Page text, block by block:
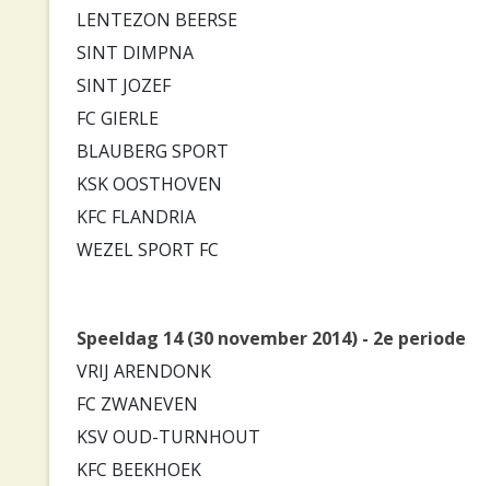
LENTEZON BEERSE
SINT DIMPNA
SINT JOZEF
FC GIERLE
BLAUBERG SPORT
KSK OOSTHOVEN
KFC FLANDRIA
WEZEL SPORT FC
Speeldag 14 (30 november 2014) - 2e periode
VRIJ ARENDONK
FC ZWANEVEN
KSV OUD-TURNHOUT
KFC BEEKHOEK